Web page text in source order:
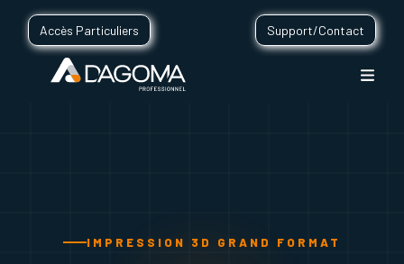
Accès Particuliers Support/Contact
IMPRESSION 3D GRAND FORMAT